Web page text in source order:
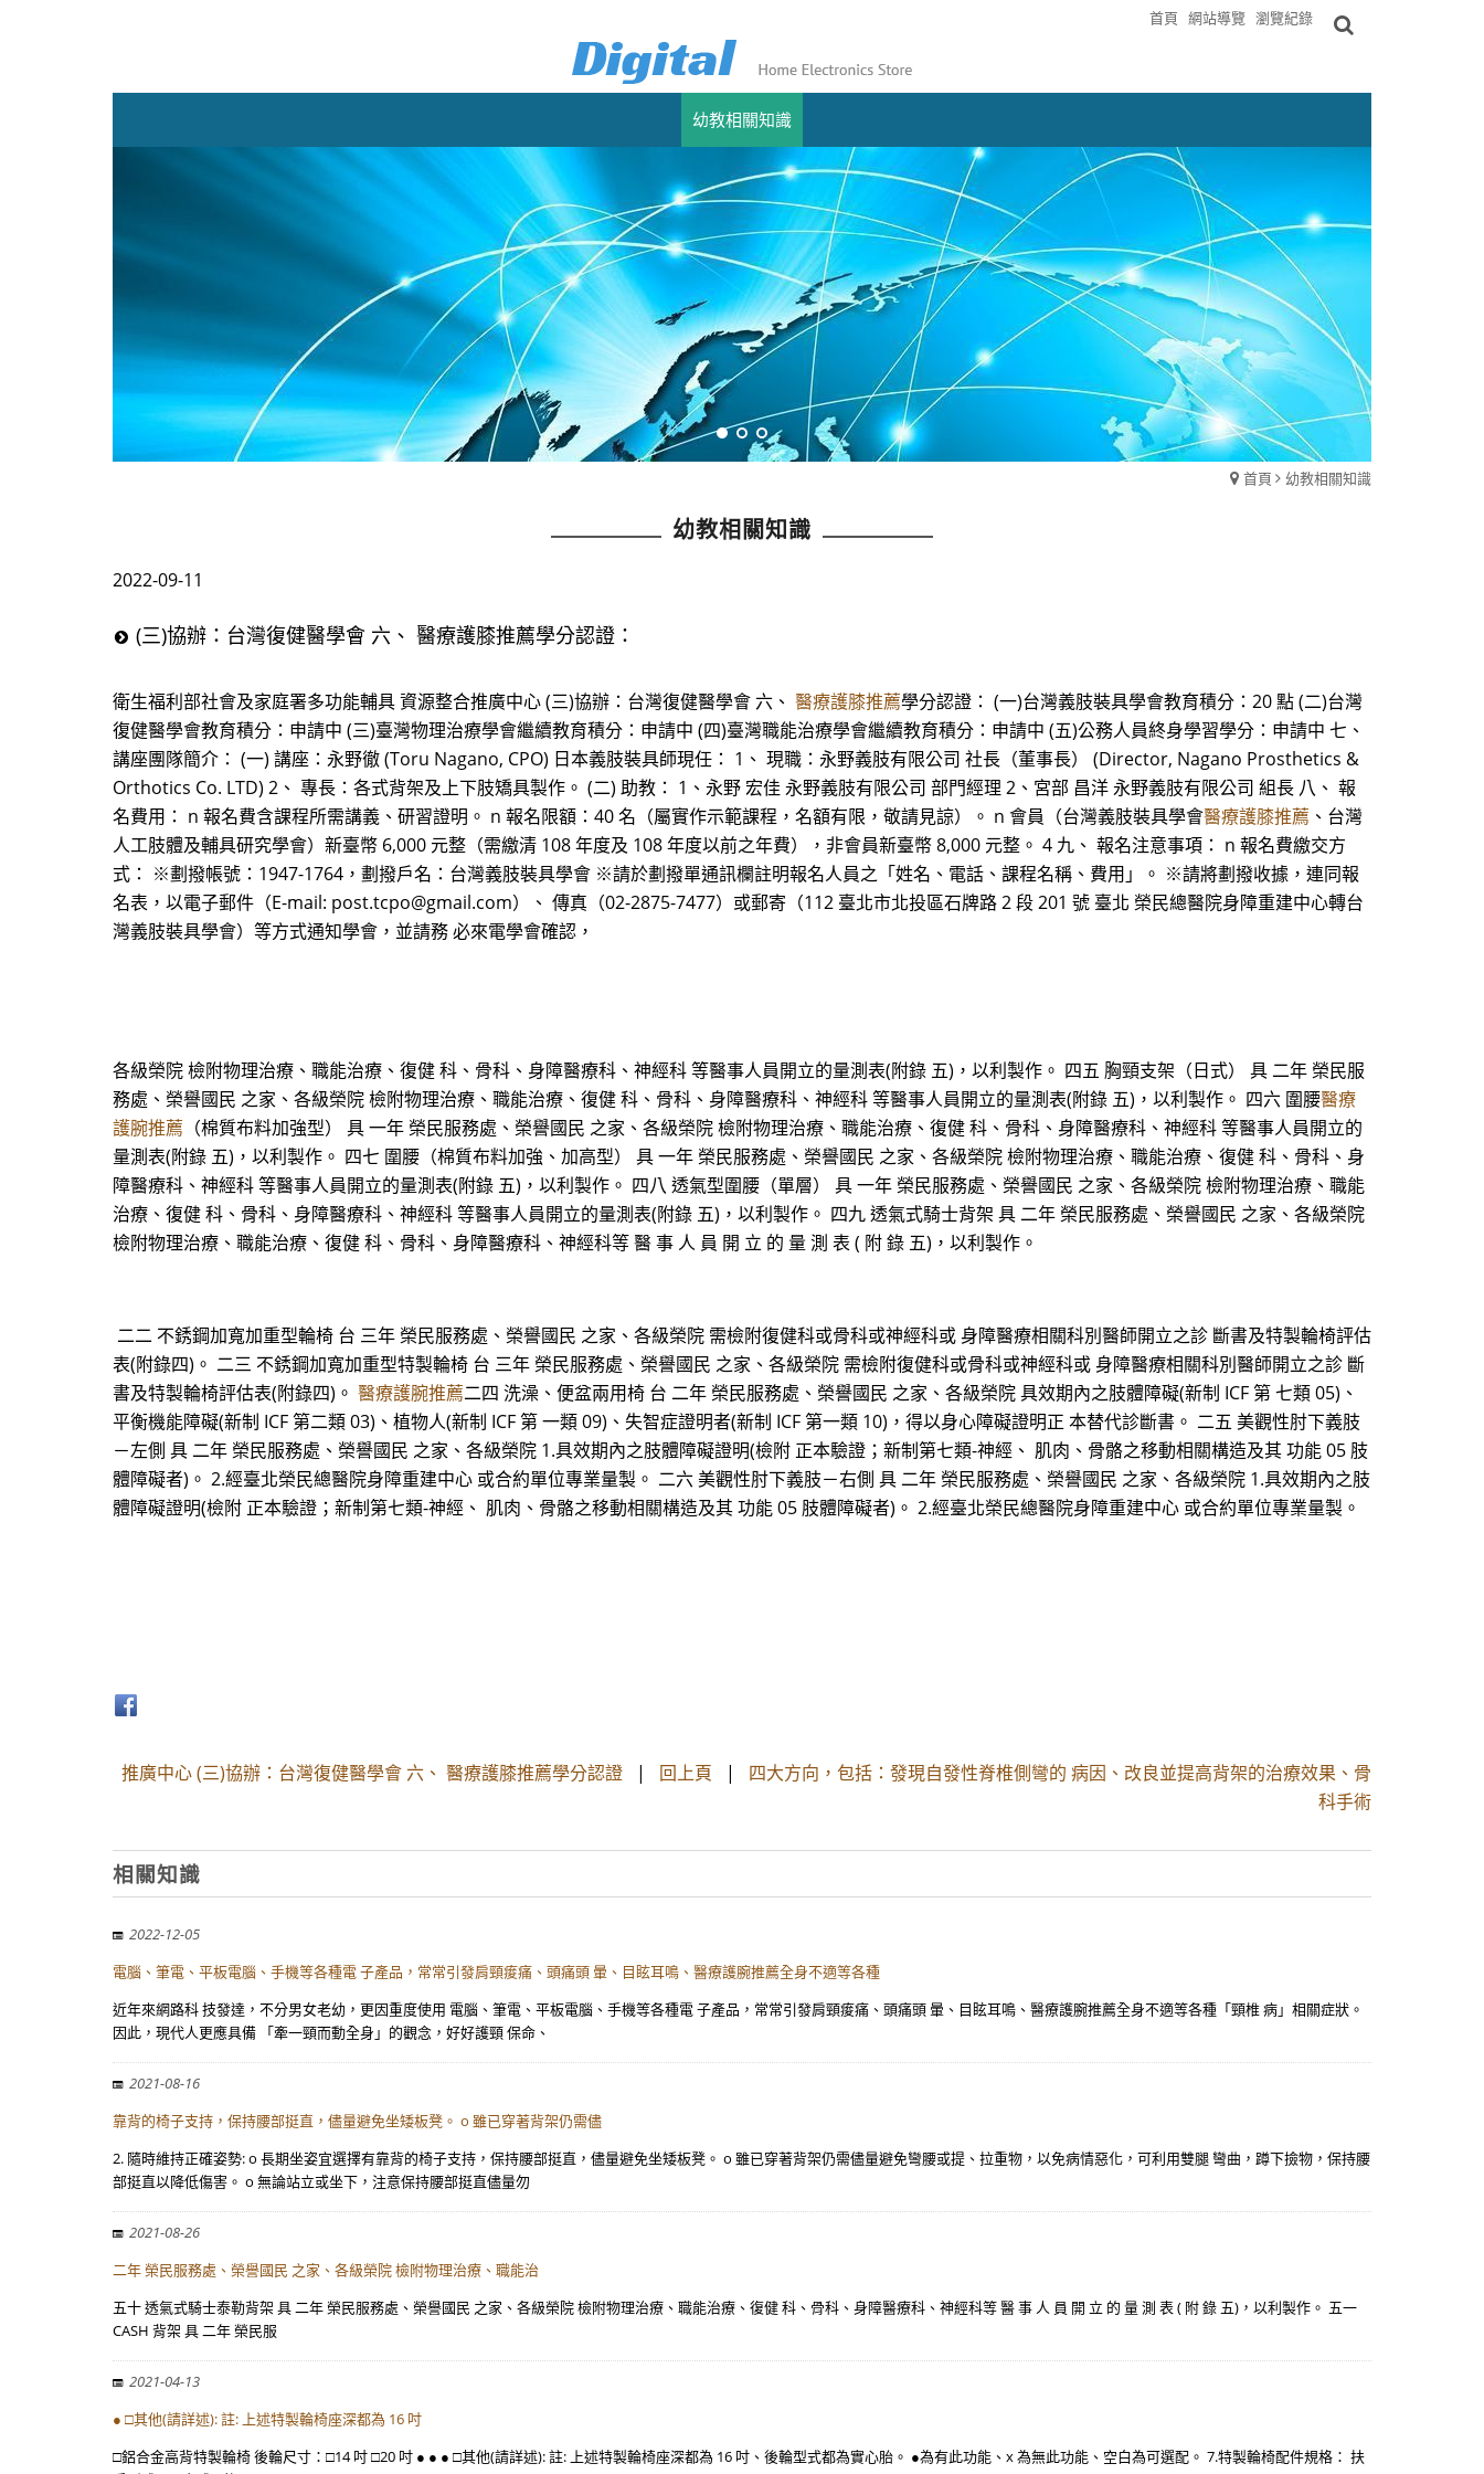
首頁 網站導覽 瀏覽紀錄
幼教相關知識
首頁 幼教相關知識
幼教相關知識
2022-09-11
(三)協辦：台灣復健醫學會 六、 醫療護膝推薦學分認證：
衛生福利部社會及家庭署多功能輔具 資源整合推廣中心 (三)協辦：台灣復健醫學會 六、 醫療護膝推薦學分認證： (一)台灣義肢裝具學會教育積分：20 點 (二)台灣
復健醫學會教育積分：申請中 (三)臺灣物理治療學會繼續教育積分：申請中 (四)臺灣職能治療學會繼續教育積分：申請中 (五)公務人員終身學習學分：申請中 七、
講座團隊簡介： (一) 講座：永野徹 (Toru Nagano, CPO) 日本義肢裝具師現任： 1、 現職：永野義肢有限公司 社長（董事長） (Director, Nagano Prosthetics &
Orthotics Co. LTD) 2、 專長：各式背架及上下肢矯具製作。 (二) 助教： 1、永野 宏佳 永野義肢有限公司 部門經理 2、宮部 昌洋 永野義肢有限公司 組長 八、 報
名費用： n 報名費含課程所需講義、研習證明。 n 報名限額：40 名（屬實作示範課程，名額有限，敬請見諒）。 n 會員（台灣義肢裝具學會醫療護膝推薦 、台灣
人工肢體及輔具研究學會）新臺幣 6,000 元整（需繳清 108 年度及 108 年度以前之年費），非會員新臺幣 8,000 元整。 4 九、 報名注意事項： n 報名費繳交方
式： ※劃撥帳號：1947-1764，劃撥戶名：台灣義肢裝具學會 ※請於劃撥單通訊欄註明報名人員之「姓名、電話、課程名稱、費用」。 ※請將劃撥收據，連同報
名表，以電子郵件（E-mail: post.tcpo@gmail.com）、 傳真（02-2875-7477）或郵寄（112 臺北市北投區石牌路 2 段 201 號 臺北 榮民總醫院身障重建中心轉台
灣義肢裝具學會）等方式通知學會，並請務 必來電學會確認，
各級榮院 檢附物理治療、職能治療、復健 科、骨科、身障醫療科、神經科 等醫事人員開立的量測表(附錄 五)，以利製作。 四五 胸頸支架（日式） 具 二年 榮民服
務處、榮譽國民 之家、各級榮院 檢附物理治療、職能治療、復健 科、骨科、身障醫療科、神經科 等醫事人員開立的量測表(附錄 五)，以利製作。 四六 圍腰醫療
護腕推薦 （棉質布料加強型） 具 一年 榮民服務處、榮譽國民 之家、各級榮院 檢附物理治療、職能治療、復健 科、骨科、身障醫療科、神經科 等醫事人員開立的
量測表(附錄 五)，以利製作。 四七 圍腰（棉質布料加強、加高型） 具 一年 榮民服務處、榮譽國民 之家、各級榮院 檢附物理治療、職能治療、復健 科、骨科、身
障醫療科、神經科 等醫事人員開立的量測表(附錄 五)，以利製作。 四八 透氣型圍腰（單層） 具 一年 榮民服務處、榮譽國民 之家、各級榮院 檢附物理治療、職能
治療、復健 科、骨科、身障醫療科、神經科 等醫事人員開立的量測表(附錄 五)，以利製作。 四九 透氣式騎士背架 具 二年 榮民服務處、榮譽國民 之家、各級榮院
檢附物理治療、職能治療、復健 科、骨科、身障醫療科、神經科等 醫 事 人 員 開 立 的 量 測 表 ( 附 錄 五)，以利製作。
二二 不銹鋼加寬加重型輪椅 台 三年 榮民服務處、榮譽國民 之家、各級榮院 需檢附復健科或骨科或神經科或 身障醫療相關科別醫師開立之診 斷書及特製輪椅評估
表(附錄四)。 二三 不銹鋼加寬加重型特製輪椅 台 三年 榮民服務處、榮譽國民 之家、各級榮院 需檢附復健科或骨科或神經科或 身障醫療相關科別醫師開立之診 斷
書及特製輪椅評估表(附錄四)。 醫療護腕推薦二四 洗澡、便盆兩用椅 台 二年 榮民服務處、榮譽國民 之家、各級榮院 具效期內之肢體障礙(新制 ICF 第 七類 05)、
平衡機能障礙(新制 ICF 第二類 03)、植物人(新制 ICF 第 一類 09)、失智症證明者(新制 ICF 第一類 10)，得以身心障礙證明正 本替代診斷書。 二五 美觀性肘下義肢
－左側 具 二年 榮民服務處、榮譽國民 之家、各級榮院 1.具效期內之肢體障礙證明(檢附 正本驗證；新制第七類-神經、 肌肉、骨骼之移動相關構造及其 功能 05 肢
體障礙者)。 2.經臺北榮民總醫院身障重建中心 或合約單位專業量製。 二六 美觀性肘下義肢－右側 具 二年 榮民服務處、榮譽國民 之家、各級榮院 1.具效期內之肢
體障礙證明(檢附 正本驗證；新制第七類-神經、 肌肉、骨骼之移動相關構造及其 功能 05 肢體障礙者)。 2.經臺北榮民總醫院身障重建中心 或合約單位專業量製。
推廣中心 (三)協辦：台灣復健醫學會 六、 醫療護膝推薦學分認證 | 回上頁 | 四大方向，包括：發現自發性脊椎側彎的 病因、改良並提高背架的治療效果、骨
科手術
相關知識
2022-12-05
電腦、筆電、平板電腦、手機等各種電 子產品，常常引發肩頸痠痛、頭痛頭 暈、目眩耳鳴、醫療護腕推薦全身不適等各種
近年來網路科 技發達，不分男女老幼，更因重度使用 電腦、筆電、平板電腦、手機等各種電 子產品，常常引發肩頸痠痛、頭痛頭 暈、目眩耳鳴、醫療護腕推薦全身不適等各種「頸椎 病」相關症狀。
因此，現代人更應具備 「牽一頸而動全身」的觀念，好好護頸 保命、
2021-08-16
靠背的椅子支持，保持腰部挺直，儘量避免坐矮板凳。 o 雖已穿著背架仍需儘
2. 隨時維持正確姿勢: o 長期坐姿宜選擇有靠背的椅子支持，保持腰部挺直，儘量避免坐矮板凳。 o 雖已穿著背架仍需儘量避免彎腰或提、拉重物，以免病情惡化，可利用雙腿 彎曲，蹲下撿物，保持腰
部挺直以降低傷害。 o 無論站立或坐下，注意保持腰部挺直儘量勿
2021-08-26
二年 榮民服務處、榮譽國民 之家、各級榮院 檢附物理治療、職能治
五十 透氣式騎士泰勒背架 具 二年 榮民服務處、榮譽國民 之家、各級榮院 檢附物理治療、職能治療、復健 科、骨科、身障醫療科、神經科等 醫 事 人 員 開 立 的 量 測 表 ( 附 錄 五)，以利製作。 五一
CASH 背架 具 二年 榮民服
2021-04-13
● □其他(請詳述): 註: 上述特製輪椅座深都為 16 吋
□鋁合金高背特製輪椅 後輪尺寸：□14 吋 □20 吋 ● ● ● □其他(請詳述): 註: 上述特製輪椅座深都為 16 吋、後輪型式都為實心胎。 ●為有此功能、x 為無此功能、空白為可選配。 7.特製輪椅配件規格： 扶